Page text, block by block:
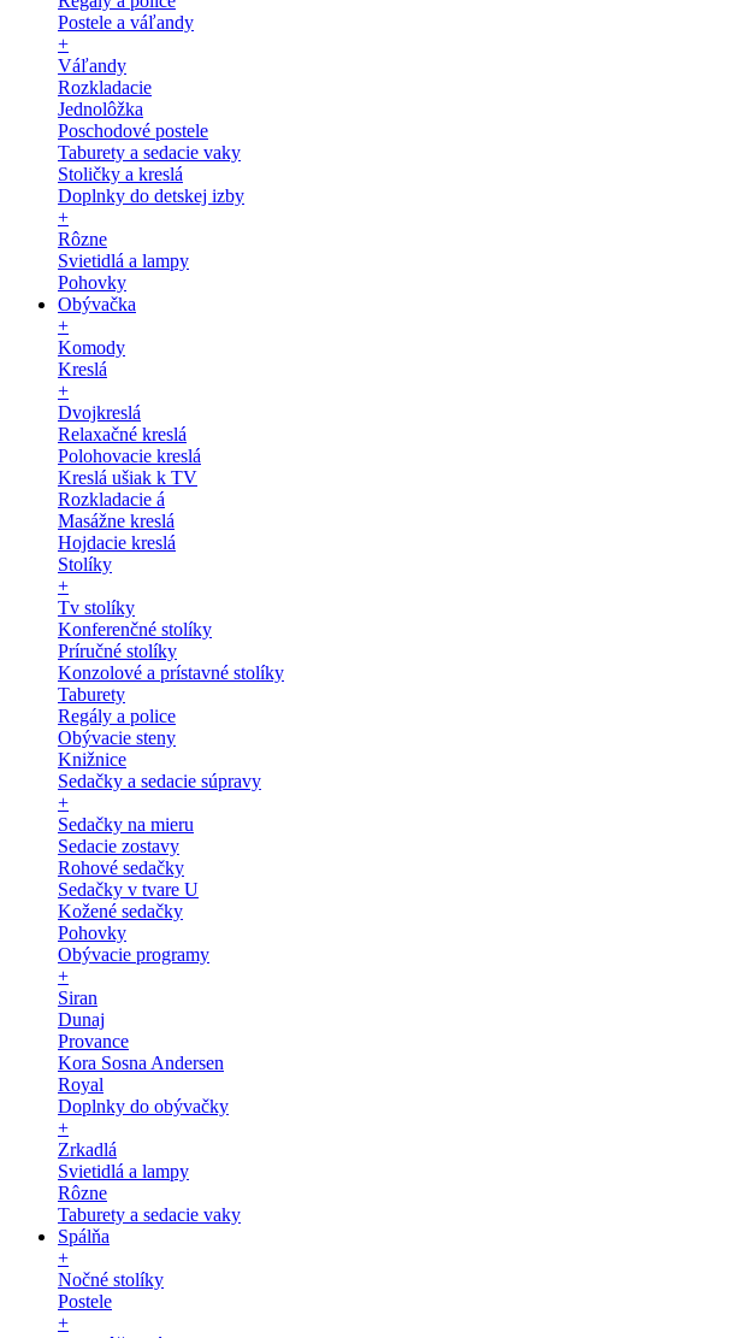
Postele a váľandy
+
Váľandy
Rozkladacie
Jednolôžka
Poschodové postele
Taburety a sedacie vaky
Stoličky a kreslá
Doplnky do detskej izby
+
Rôzne
Svietidlá a lampy
Pohovky
Obývačka
+
Komody
Kreslá
+
Dvojkreslá
Relaxačné kreslá
Polohovacie kreslá
Kreslá ušiak k TV
Rozkladacie á
Masážne kreslá
Hojdacie kreslá
Stolíky
+
Tv stolíky
Konferenčné stolíky
Príručné stolíky
Konzolové a prístavné stolíky
Taburety
Regály a police
Obývacie steny
Knižnice
Sedačky a sedacie súpravy
+
Sedačky na mieru
Sedacie zostavy
Rohové sedačky
Sedačky v tvare U
Kožené sedačky
Pohovky
Obývacie programy
+
Siran
Dunaj
Provance
Kora Sosna Andersen
Royal
Doplnky do obývačky
+
Zrkadlá
Svietidlá a lampy
Rôzne
Taburety a sedacie vaky
Spálňa
+
Nočné stolíky
Postele
+